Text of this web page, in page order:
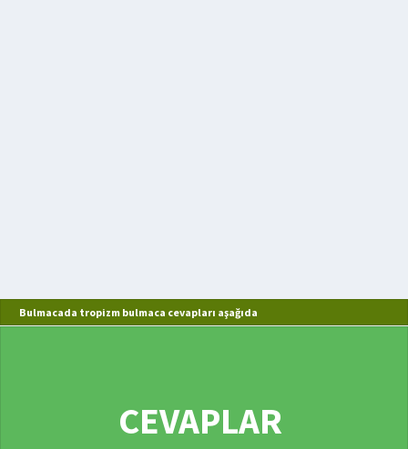
Bulmacada tropizm bulmaca cevapları aşağıda
CEVAPLAR